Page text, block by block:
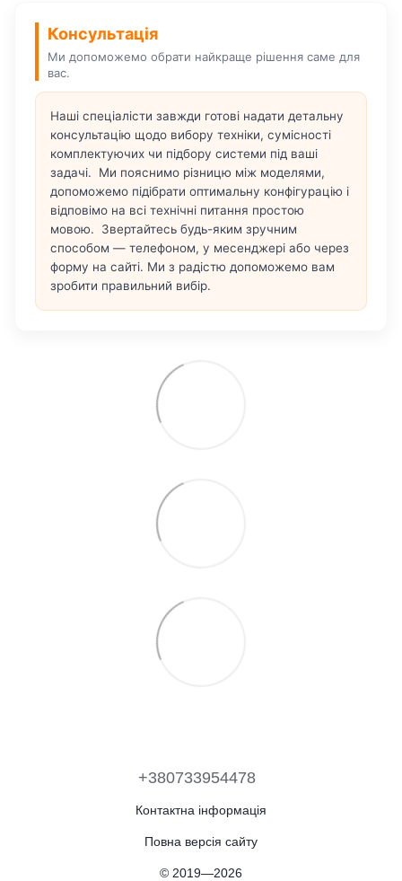
Консультація
Ми допоможемо обрати найкраще рішення саме для
вас.
Наші спеціалісти завжди готові надати детальну
консультацію щодо вибору техніки, сумісності
комплектуючих чи підбору системи під ваші
задачі. Ми пояснимо різницю між моделями,
допоможемо підібрати оптимальну конфігурацію і
відповімо на всі технічні питання простою
мовою. Звертайтесь будь-яким зручним
способом — телефоном, у месенджері або через
форму на сайті. Ми з радістю допоможемо вам
зробити правильний вибір.
+380733954478
Контактна інформація
Повна версія сайту
© 2019—2026